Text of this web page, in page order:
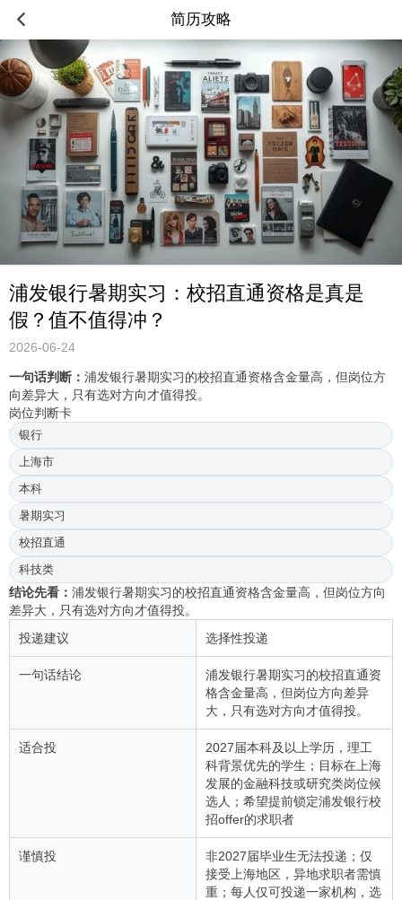
简历攻略
浦发银行暑期实习：校招直通资格是真是
假？值不值得冲？
2026-06-24
一句话判断： 浦发银行暑期实习的校招直通资格含金量高，但岗位方
向差异大，只有选对方向才值得投。
岗位判断卡
银行
上海市
本科
暑期实习
校招直通
科技类
结论先看： 浦发银行暑期实习的校招直通资格含金量高，但岗位方向
差异大，只有选对方向才值得投。
投递建议
选择性投递
一句话结论
浦发银行暑期实习的校招直通资
格含金量高，但岗位方向差异
大，只有选对方向才值得投。
适合投
2027届本科及以上学历，理工
科背景优先的学生；目标在上海
发展的金融科技或研究类岗位候
选人；希望提前锁定浦发银行校
招offer的求职者
谨慎投
非2027届毕业生无法投递；仅
接受上海地区，异地求职者需慎
重；每人仅可投递一家机构，选